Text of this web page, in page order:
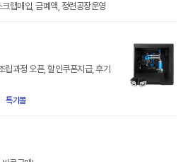
랩매입, 금폐액, 정련공장운영
과정 오픈, 할인쿠폰지급, 후기
특가몰